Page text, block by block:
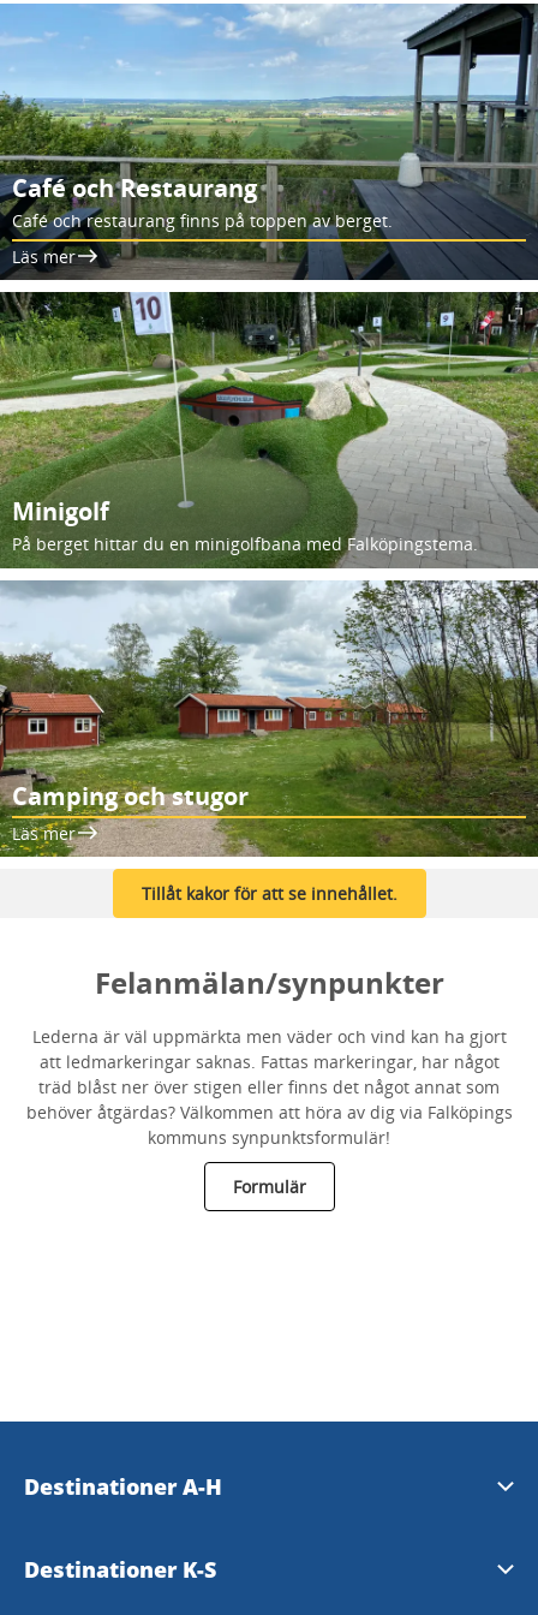
Café och Restaurang
Café och restaurang finns på toppen av berget.
Läs mer
Minigolf
På berget hittar du en minigolfbana med Falköpingstema.
Camping och stugor
Läs mer
Tillåt kakor för att se innehållet.
Felanmälan/synpunkter
Lederna är väl uppmärkta men väder och vind kan ha gjort
att ledmarkeringar saknas. Fattas markeringar, har något
träd blåst ner över stigen eller finns det något annat som
behöver åtgärdas? Välkommen att höra av dig via Falköpings
kommuns synpunktsformulär!
Formulär
Destinationer A-H
Essunga
Destinationer K-S